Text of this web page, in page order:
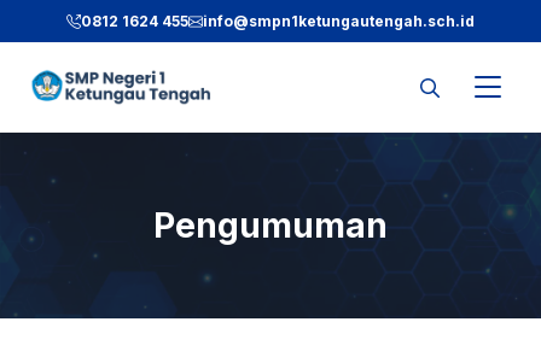
Langsung
ke
0812 1624 455 info@smpn1ketungautengah.sch.id
Pengumuman